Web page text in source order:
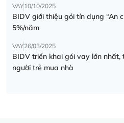
VAY10/10/2025
BIDV giới thiệu gói tín dụng “An
5%/năm
VAY26/03/2025
BIDV triển khai gói vay lớn
người trẻ mua nhà